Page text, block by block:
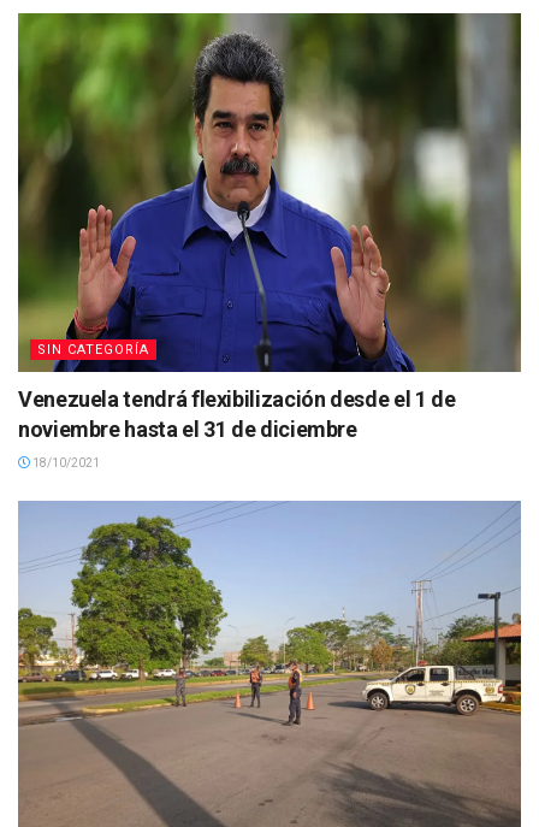
SIN CATEGORÍA
Venezuela tendrá flexibilización desde el 1 de
noviembre hasta el 31 de diciembre
18/10/2021